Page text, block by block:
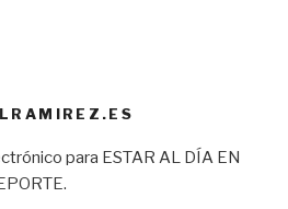
para ESTAR AL DÍA EN